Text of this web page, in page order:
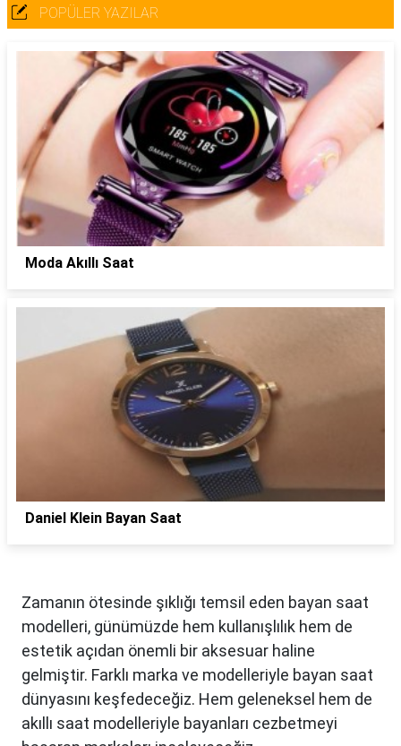
POPÜLER YAZILAR
Moda Akıllı Saat
Daniel Klein Bayan Saat
Zamanın ötesinde şıklığı temsil eden bayan saat
modelleri, günümüzde hem kullanışlılık hem de
estetik açıdan önemli bir aksesuar haline
gelmiştir. Farklı marka ve modelleriyle bayan saat
dünyasını keşfedeceğiz. Hem geleneksel hem de
akıllı saat modelleriyle bayanları cezbetmeyi